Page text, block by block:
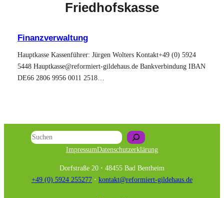
Friedhofskasse
Finanzverwaltung
Hauptkasse Kassenführer: Jürgen Wolters Kontakt+49 (0) 5924
5448 Hauptkasse@reformiert-gildehaus.de Bankverbindung IBAN
DE66 2806 9956 0011 2518…
Suchen
ImpressumDatenschutzerklärung
Dorfstraße 20 · 48455 Bad Bentheim
+49 (0) 5924 255277 · kontakt@reformiert-gildehaus.de